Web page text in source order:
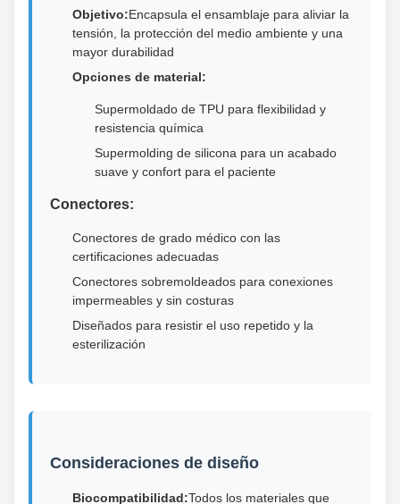
Objetivo:Encapsula el ensamblaje para aliviar la
tensión, la protección del medio ambiente y una
mayor durabilidad
Opciones de material:
Supermoldado de TPU para flexibilidad y
resistencia química
Supermolding de silicona para un acabado
suave y confort para el paciente
Conectores:
Conectores de grado médico con las
certificaciones adecuadas
Conectores sobremoldeados para conexiones
impermeables y sin costuras
Diseñados para resistir el uso repetido y la
esterilización
Consideraciones de diseño
Biocompatibilidad:Todos los materiales que